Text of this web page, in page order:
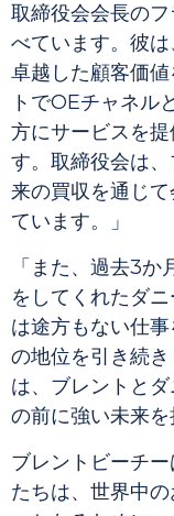
取締役会会長の
べています。彼
卓越した顧客価
トでOEチャネル
方にサービスを
す。取締役会は
来の買収を通じ
ています。」
「また、過去3
をしてくれたダ
は途方もない仕
の地位を引き続
は、ブレントと
の前に強い未来を
ブレントビーチ
たちは、世界中